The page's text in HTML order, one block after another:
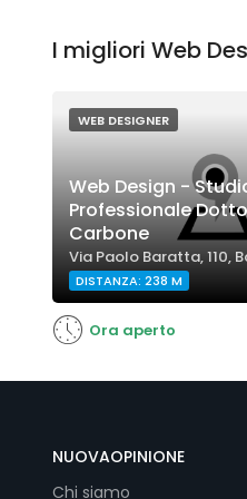
I migliori Web
WEB DESIGNER
Web Design -
Professionale
Carbone
Via Paolo Baratta, 110,
DISTANZA: 238 M
Ora aperto
NUOVAOPINIONE
Chi siamo